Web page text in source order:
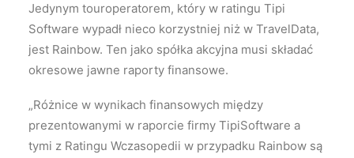
Jedynym touroperatorem, który w ratingu Tipi
Software wypadł nieco korzystniej niż w TravelData,
jest Rainbow. Ten jako spółka akcyjna musi składać
okresowe jawne raporty finansowe.
„Różnice w wynikach finansowych między
prezentowanymi w raporcie firmy TipiSoftware a
tymi z Ratingu Wczasopedii w przypadku Rainbow są